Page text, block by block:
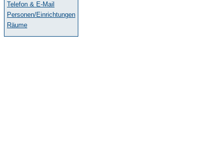
Telefon & E-Mail
Personen/Einrichtungen
Räume